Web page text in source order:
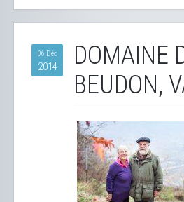
06 Déc
2014
DOMAINE
BEUDON,